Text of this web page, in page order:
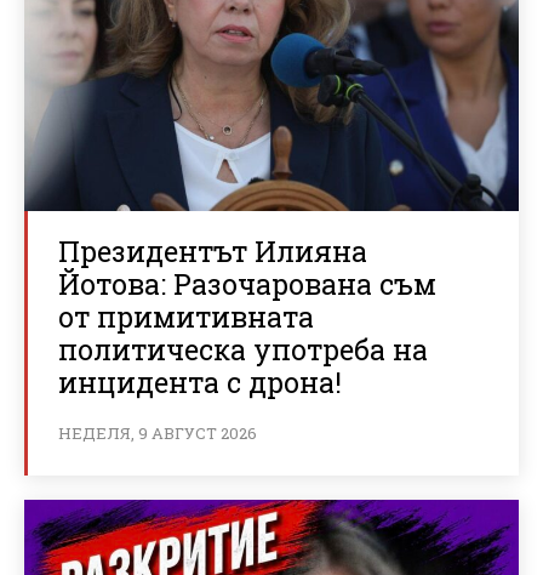
Президентът Илияна
Йотова: Разочарована съм
от примитивната
политическа употреба на
инцидента с дрона!
НЕДЕЛЯ, 9 АВГУСТ 2026